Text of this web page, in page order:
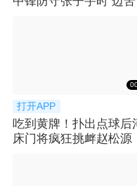
打开APP
吃到黄牌！扑出点球后
床门将疯狂挑衅赵松源